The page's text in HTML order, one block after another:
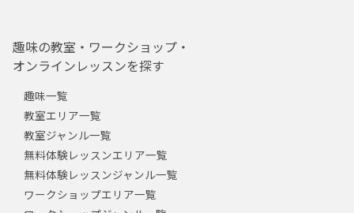
趣味の教室・ワークショップ・
オンラインレッスンを探す
趣味一覧
教室エリア一覧
教室ジャンル一覧
無料体験レッスンエリア一覧
無料体験レッスンジャンル一覧
ワークショップエリア一覧